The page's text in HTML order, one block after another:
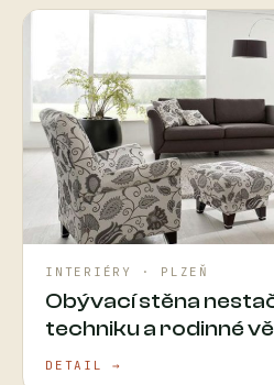
INTERIÉRY · PLZEŇ
Obývací stěna
techniku a rodinné
DETAIL →